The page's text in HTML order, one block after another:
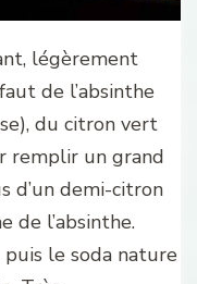
légèrement
de l’absinthe
du citron vert
remplir un grand
d’un demi-citron
de l’absinthe.
le soda nature